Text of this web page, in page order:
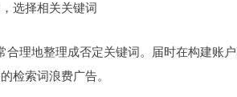
选择相关关键词
理地整理成否定关键词。届时在构建账
检索词浪费广告。